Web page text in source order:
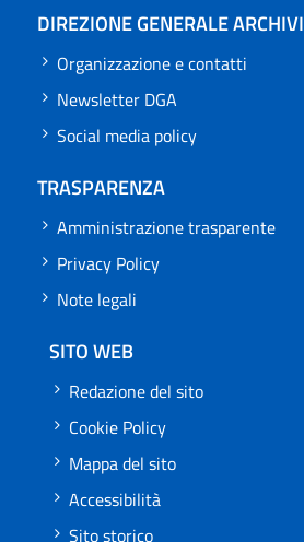
DIREZIONE GENERALE ARCHIVI
Organizzazione e contatti
Newsletter DGA
Social media policy
TRASPARENZA
Amministrazione trasparente
Privacy Policy
Note legali
SITO WEB
Redazione del sito
Cookie Policy
Mappa del sito
Accessibilità
Sito storico